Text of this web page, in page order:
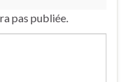
pas publiée.